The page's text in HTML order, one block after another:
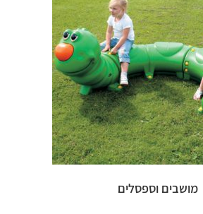
מושבים וספסלים